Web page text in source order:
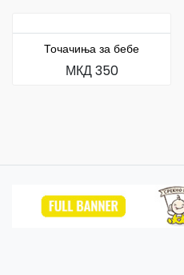
Точачиња за бебе
МКД 350